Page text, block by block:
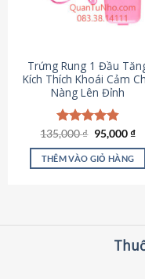
Trứng Rung 1 Đầu
Kích Thích Khoái Cảm
Nàng Lên Đỉnh
Được xếp
hạng4.87
5 sao
135,000₫ Giá
gốc
là:
135,000 ₫.
95,000₫Giá
tại
THÊM VÀO GIỎ HÀNG